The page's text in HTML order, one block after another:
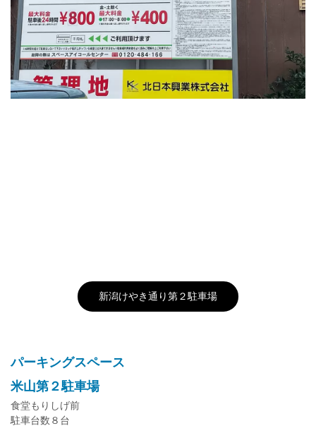
新潟けやき通り第２駐車場
パーキングスペース
米山第２駐車場
食堂もりしげ前
駐車台数８台